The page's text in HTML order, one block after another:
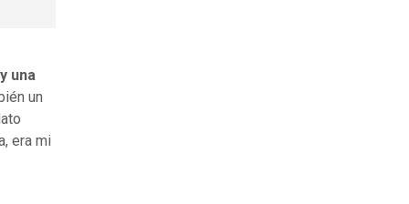
una
un
era mi